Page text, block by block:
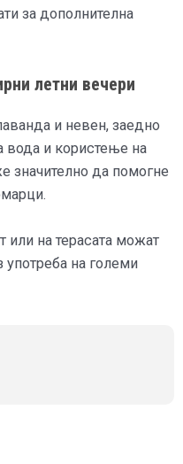
за дополнителна
летни вечери
и невен, заедно
вода и користење на
значително да помогне
или на терасата можат
употреба на големи